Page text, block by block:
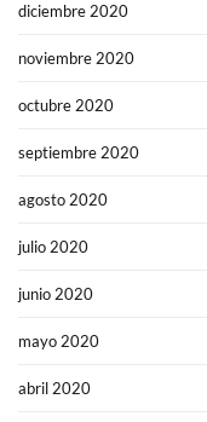
diciembre 2020
noviembre 2020
octubre 2020
septiembre 2020
agosto 2020
julio 2020
junio 2020
mayo 2020
abril 2020